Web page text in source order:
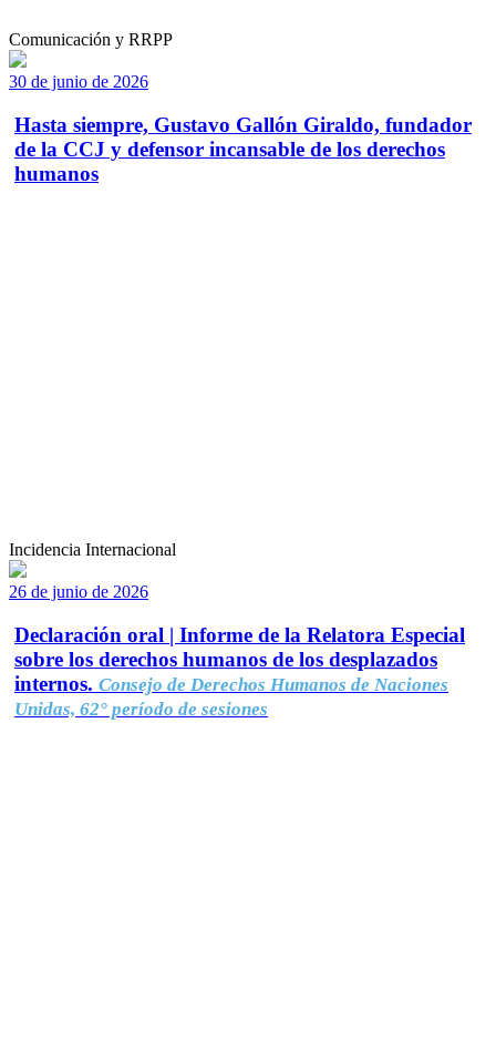
Comunicación y RRPP
30 de junio de 2026
Hasta siempre, Gustavo Gallón Giraldo, fundador
de la CCJ y defensor incansable de los derechos
humanos
Incidencia Internacional
26 de junio de 2026
Declaración oral | Informe de la Relatora Especial
sobre los derechos humanos de los desplazados
internos. Consejo de Derechos Humanos de Naciones
Unidas, 62° período de sesiones